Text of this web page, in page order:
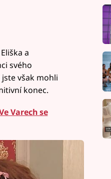
a
svého
však mohli
konec.
Varech se